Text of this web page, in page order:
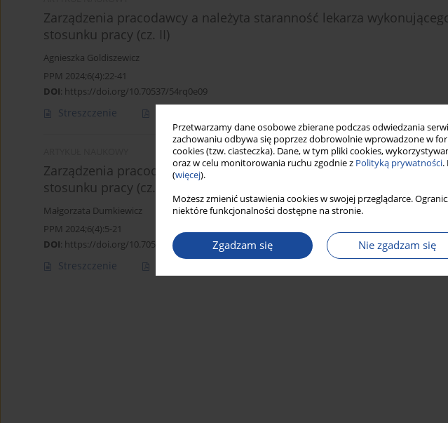
Przetwarzamy dane osobowe zbierane podczas odwiedzania
zachowaniu odbywa się poprzez dobrowolnie wprowadzone w
cookies (tzw. ciasteczka). Dane, w tym pliki cookies,
oraz w celu monitorowania ruchu zgodnie z Polityką prywatności.
(więcej).
Możesz zmienić ustawienia cookies w swojej przeglądarce.
niektóre funkcjonalności dostępne na stronie.
Zgadzam się Nie zgadzam się
Zarządzenia pracodawcy a należyta staranność lekarza
stosunku pracy (cz. II)
Agnieszka Goldiszewicz
PPM 2024;6(4):22-41
DOI: https://doi.org/10.70537/54rq0e09
Streszczenie
Zarządzenia pracodawcy a należyta staranność lekarza
stosunku pracy (cz. I)
Małgorzata Dumkiewicz
PPM 2024;6(4):5-21
DOI: https://doi.org/10.70537/yrvv5912
Streszczenie